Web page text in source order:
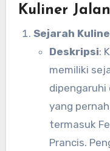
Kuliner
Sejarah
Deskripsi:
memiliki
dipengaruhi
yang
termasuk
Prancis.